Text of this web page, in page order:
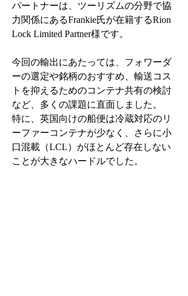
パートナーは、ツーリズムの分野で協
力関係にあるFrankie氏が在籍するRion
Lock Limited Partner様です。
今回の輸出にあたっては、フォワーダ
ーの選定や銘柄のおすすめ、輸送コス
トを抑えるためのコンテナ共有の検討
など、多くの課題に直面しました。
特に、英国向けの船便は冷蔵対応のリ
ーファーコンテナが少なく、さらに小
口混載（LCL）がほとんど存在しない
ことが大きなハードルでした。